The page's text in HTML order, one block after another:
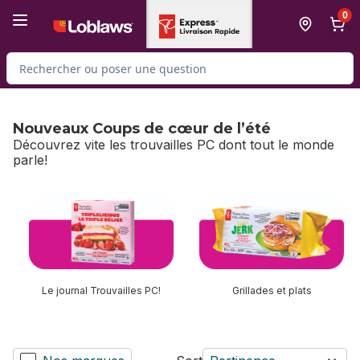
0
Rechercher des produits
Nouveaux Coups de cœur de l’été
Découvrez vite les trouvailles PC dont tout le monde
parle!
Le journal Trouvailles PC! Grillades et plats